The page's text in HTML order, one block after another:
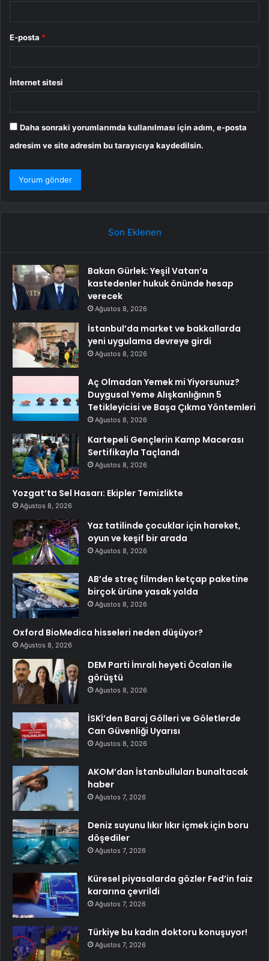
E-posta *
İnternet sitesi
Daha sonraki yorumlarımda kullanılması için adım, e-posta
adresim ve site adresim bu tarayıcıya kaydedilsin.
Son Eklenen
Bakan Gürlek: Yeşil Vatan’a
kastedenler hukuk önünde hesap
verecek
Ağustos 8, 2026
İstanbul’da market ve bakkallarda
yeni uygulama devreye girdi
Ağustos 8, 2026
Aç Olmadan Yemek mi Yiyorsunuz?
Duygusal Yeme Alışkanlığının 5
Tetikleyicisi ve Başa Çıkma Yöntemleri
Ağustos 8, 2026
Kartepeli Gençlerin Kamp Macerası
Sertifikayla Taçlandı
Ağustos 8, 2026
Yozgat’ta Sel Hasarı: Ekipler Temizlikte
Ağustos 8, 2026
Yaz tatilinde çocuklar için hareket,
oyun ve keşif bir arada
Ağustos 8, 2026
AB’de streç filmden ketçap paketine
birçok ürüne yasak yolda
Ağustos 8, 2026
Oxford BioMedica hisseleri neden düşüyor?
Ağustos 8, 2026
DEM Parti İmralı heyeti Öcalan ile
görüştü
Ağustos 8, 2026
İSKİ’den Baraj Gölleri ve Göletlerde
Can Güvenliği Uyarısı
Ağustos 8, 2026
AKOM’dan İstanbulluları bunaltacak
haber
Ağustos 7, 2026
Deniz suyunu lıkır lıkır içmek için boru
döşediler
Ağustos 7, 2026
Küresel piyasalarda gözler Fed’in faiz
kararına çevrildi
Ağustos 7, 2026
Türkiye bu kadın doktoru konuşuyor!
Ağustos 7, 2026